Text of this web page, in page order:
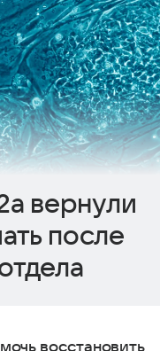
вернули
после
восстановить